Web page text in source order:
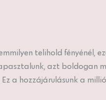
telihold
azt boldogan
a hozzájárulásunk a